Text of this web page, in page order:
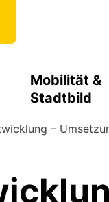
Mobilität &
Stadtbild
–